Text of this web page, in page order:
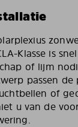
Klasse is
of lijm
passen de
of
u van de